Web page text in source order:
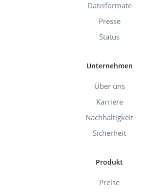
Dateiformate
Presse
Status
Unternehmen
Über uns
Karriere
Nachhaltigkeit
Sicherheit
Produkt
Preise